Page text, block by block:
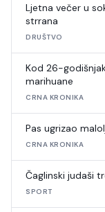
Ljetna večer u
strrana
DRUŠTVO
Kod 26-
marihuane
CRNA KRONIKA
Pas ugrizao
CRNA KRONIKA
Čaglinski judaši
SPORT